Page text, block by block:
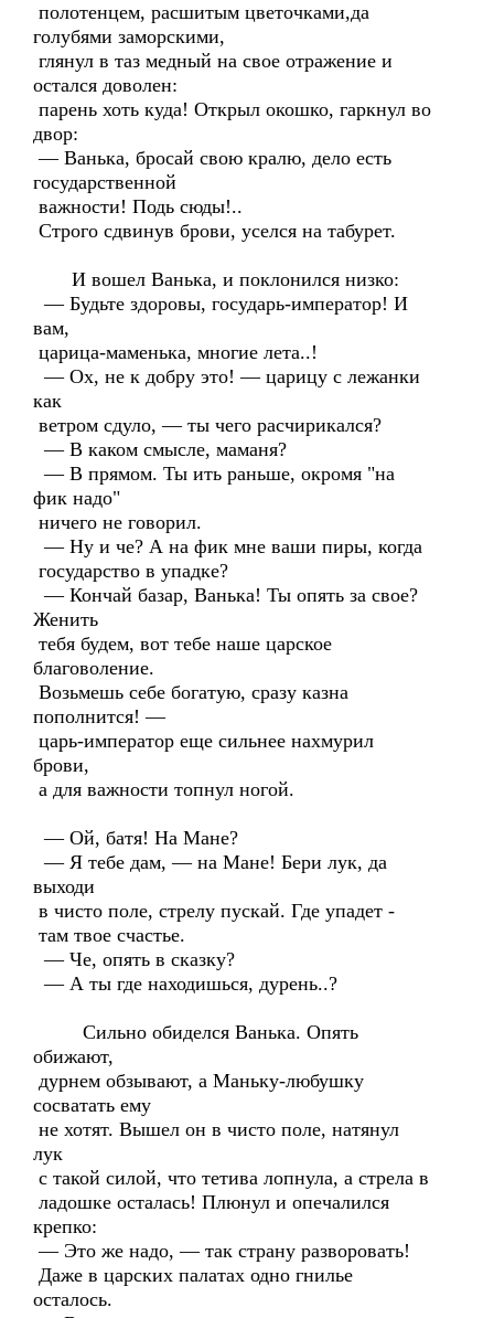
полотенцем, расшитым цветочками,да
голубями заморскими,
глянул в таз медный на свое отражение и
остался доволен:
парень хоть куда! Открыл окошко, гаркнул во
двор:
— Ванька, бросай свою кралю, дело есть
государственной
важности! Подь сюды!..
Строго сдвинув брови, уселся на табурет.
И вошел Ванька, и поклонился низко:
— Будьте здоровы, государь-император! И
вам,
царица-маменька, многие лета..!
— Ох, не к добру это! — царицу с лежанки
как
ветром сдуло, — ты чего расчирикался?
— В каком смысле, маманя?
— В прямом. Ты ить раньше, окромя "на
фик надо"
ничего не говорил.
— Ну и че? А на фик мне ваши пиры, когда
государство в упадке?
— Кончай базар, Ванька! Ты опять за свое?
Женить
тебя будем, вот тебе наше царское
благоволение.
Возьмешь себе богатую, сразу казна
пополнится! —
царь-император еще сильнее нахмурил
брови,
а для важности топнул ногой.
— Ой, батя! На Мане?
— Я тебе дам, — на Мане! Бери лук, да
выходи
в чисто поле, стрелу пускай. Где упадет -
там твое счастье.
— Че, опять в сказку?
— А ты где находишься, дурень..?
Сильно обиделся Ванька. Опять
обижают,
дурнем обзывают, а Маньку-любушку
сосватать ему
не хотят. Вышел он в чисто поле, натянул
лук
с такой силой, что тетива лопнула, а стрела в
ладошке осталась! Плюнул и опечалился
крепко:
— Это же надо, — так страну разворовать!
Даже в царских палатах одно гнилье
осталось.